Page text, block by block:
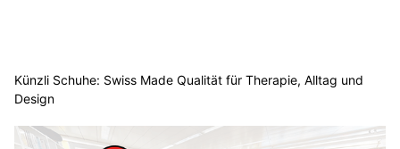
Künzli Schuhe: Swiss Made Qualität für Therapie, Alltag und
Design